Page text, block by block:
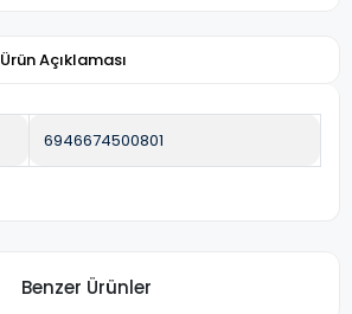
Ürün Açıklaması
6946674500801
Benzer Ürünler